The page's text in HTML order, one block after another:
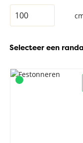
Selecteer een